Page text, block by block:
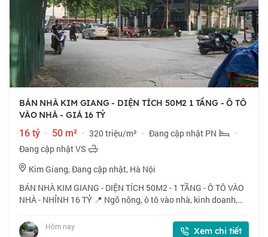
BÁN NHÀ KIM GIANG - DIỆN TÍCH 50M2 1 TẦNG - Ô TÔ
VÀO NHÀ - GIÁ 16 TỶ
16 tỷ · 50 m² · 320 triệu/m² · Đang cập nhật PN
·
Đang cập nhật VS
Kim Giang, Đang cập nhật, Hà Nội
BÁN NHÀ KIM GIANG - DIỆN TÍCH 50M2 - 1 TẦNG - Ô TÔ VÀO
NHÀ - NHỈNH 16 TỶ 📍 Ngõ nông, ô tô vào nhà, kinh doanh,
1 tầng, mặt tiền 5.6m. 💰 Nhỉn
Hôm nay Xem chi tiết